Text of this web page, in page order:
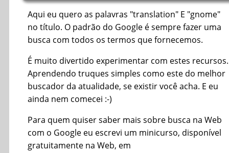
Aqui eu quero as palavras "translation" E "gnome"
no título. O padrão do Google é sempre fazer uma
busca com todos os termos que fornecemos.
É muito divertido experimentar com estes recursos.
Aprendendo truques simples como este do melhor
buscador da atualidade, se existir você acha. E eu
ainda nem comecei :-)
Para quem quiser saber mais sobre busca na Web
com o Google eu escrevi um minicurso, disponível
gratuitamente na Web, em